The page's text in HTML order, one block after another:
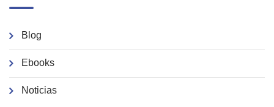
Blog
Ebooks
Noticias